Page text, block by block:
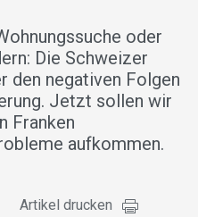
oder
Die Schweizer
den negativen Folgen
Jetzt sollen wir
Franken
aufkommen.
Artikel drucken